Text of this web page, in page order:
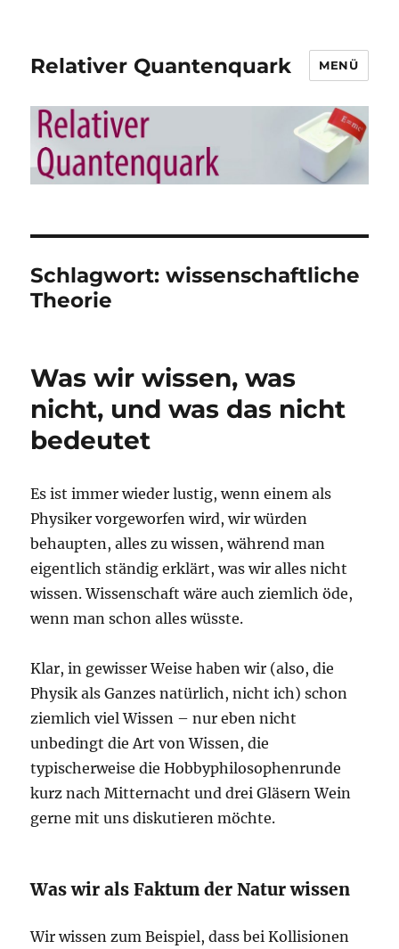
Relativer Quantenquark MENÜ
Schlagwort:wissenschaftliche
Theorie
Was wir wissen, was
nicht, und was das nicht
bedeutet
Es ist immer wieder lustig, wenn einem als
Physiker vorgeworfen wird, wir würden
behaupten, alles zu wissen, während man
eigentlich ständig erklärt, was wir alles nicht
wissen. Wissenschaft wäre auch ziemlich öde,
wenn man schon alles wüsste.
Klar, in gewisser Weise haben wir (also, die
Physik als Ganzes natürlich, nicht ich) schon
ziemlich viel Wissen – nur eben nicht
unbedingt die Art von Wissen, die
typischerweise die Hobbyphilosophenrunde
kurz nach Mitternacht und drei Gläsern Wein
gerne mit uns diskutieren möchte.
Was wir als Faktum der Natur wissen
Wir wissen zum Beispiel, dass bei Kollisionen